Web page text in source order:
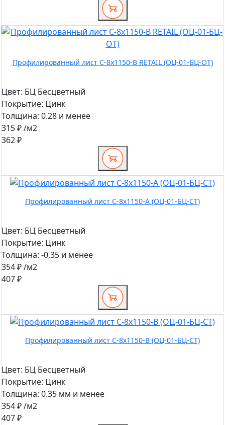
Профилированный лист С-8x1150-B RETAIL (ОЦ-01-БЦ-ОТ)
Цвет: БЦ Бесцветный
Покрытие: Цинк
Толщина: 0.28 и менее
315 ₽/м2
362 ₽
Профилированный лист С-8х1150-A (ОЦ-01-БЦ-СТ)
Цвет: БЦ Бесцветный
Покрытие: Цинк
Толщина: -0,35 и менее
354 ₽/м2
407 ₽
Профилированный лист С-8х1150-B (ОЦ-01-БЦ-СТ)
Цвет: БЦ Бесцветный
Покрытие: Цинк
Толщина: 0.35 мм и менее
354 ₽/м2
407 ₽